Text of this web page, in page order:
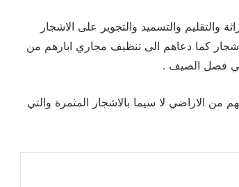
والتقليم والتسميد والتجوير على الاشجار
كما دعاهم الى تنظيف مجاري ابارهم من
في فصل الصيف .
من الاراضي لا سيما بالاشجار المثمرة والتي